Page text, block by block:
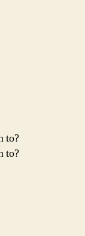
to?
to?